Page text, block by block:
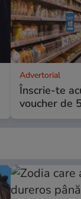
Advertorial
Înscrie-te
voucher de